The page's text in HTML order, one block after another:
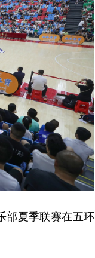
部夏季联赛在五环